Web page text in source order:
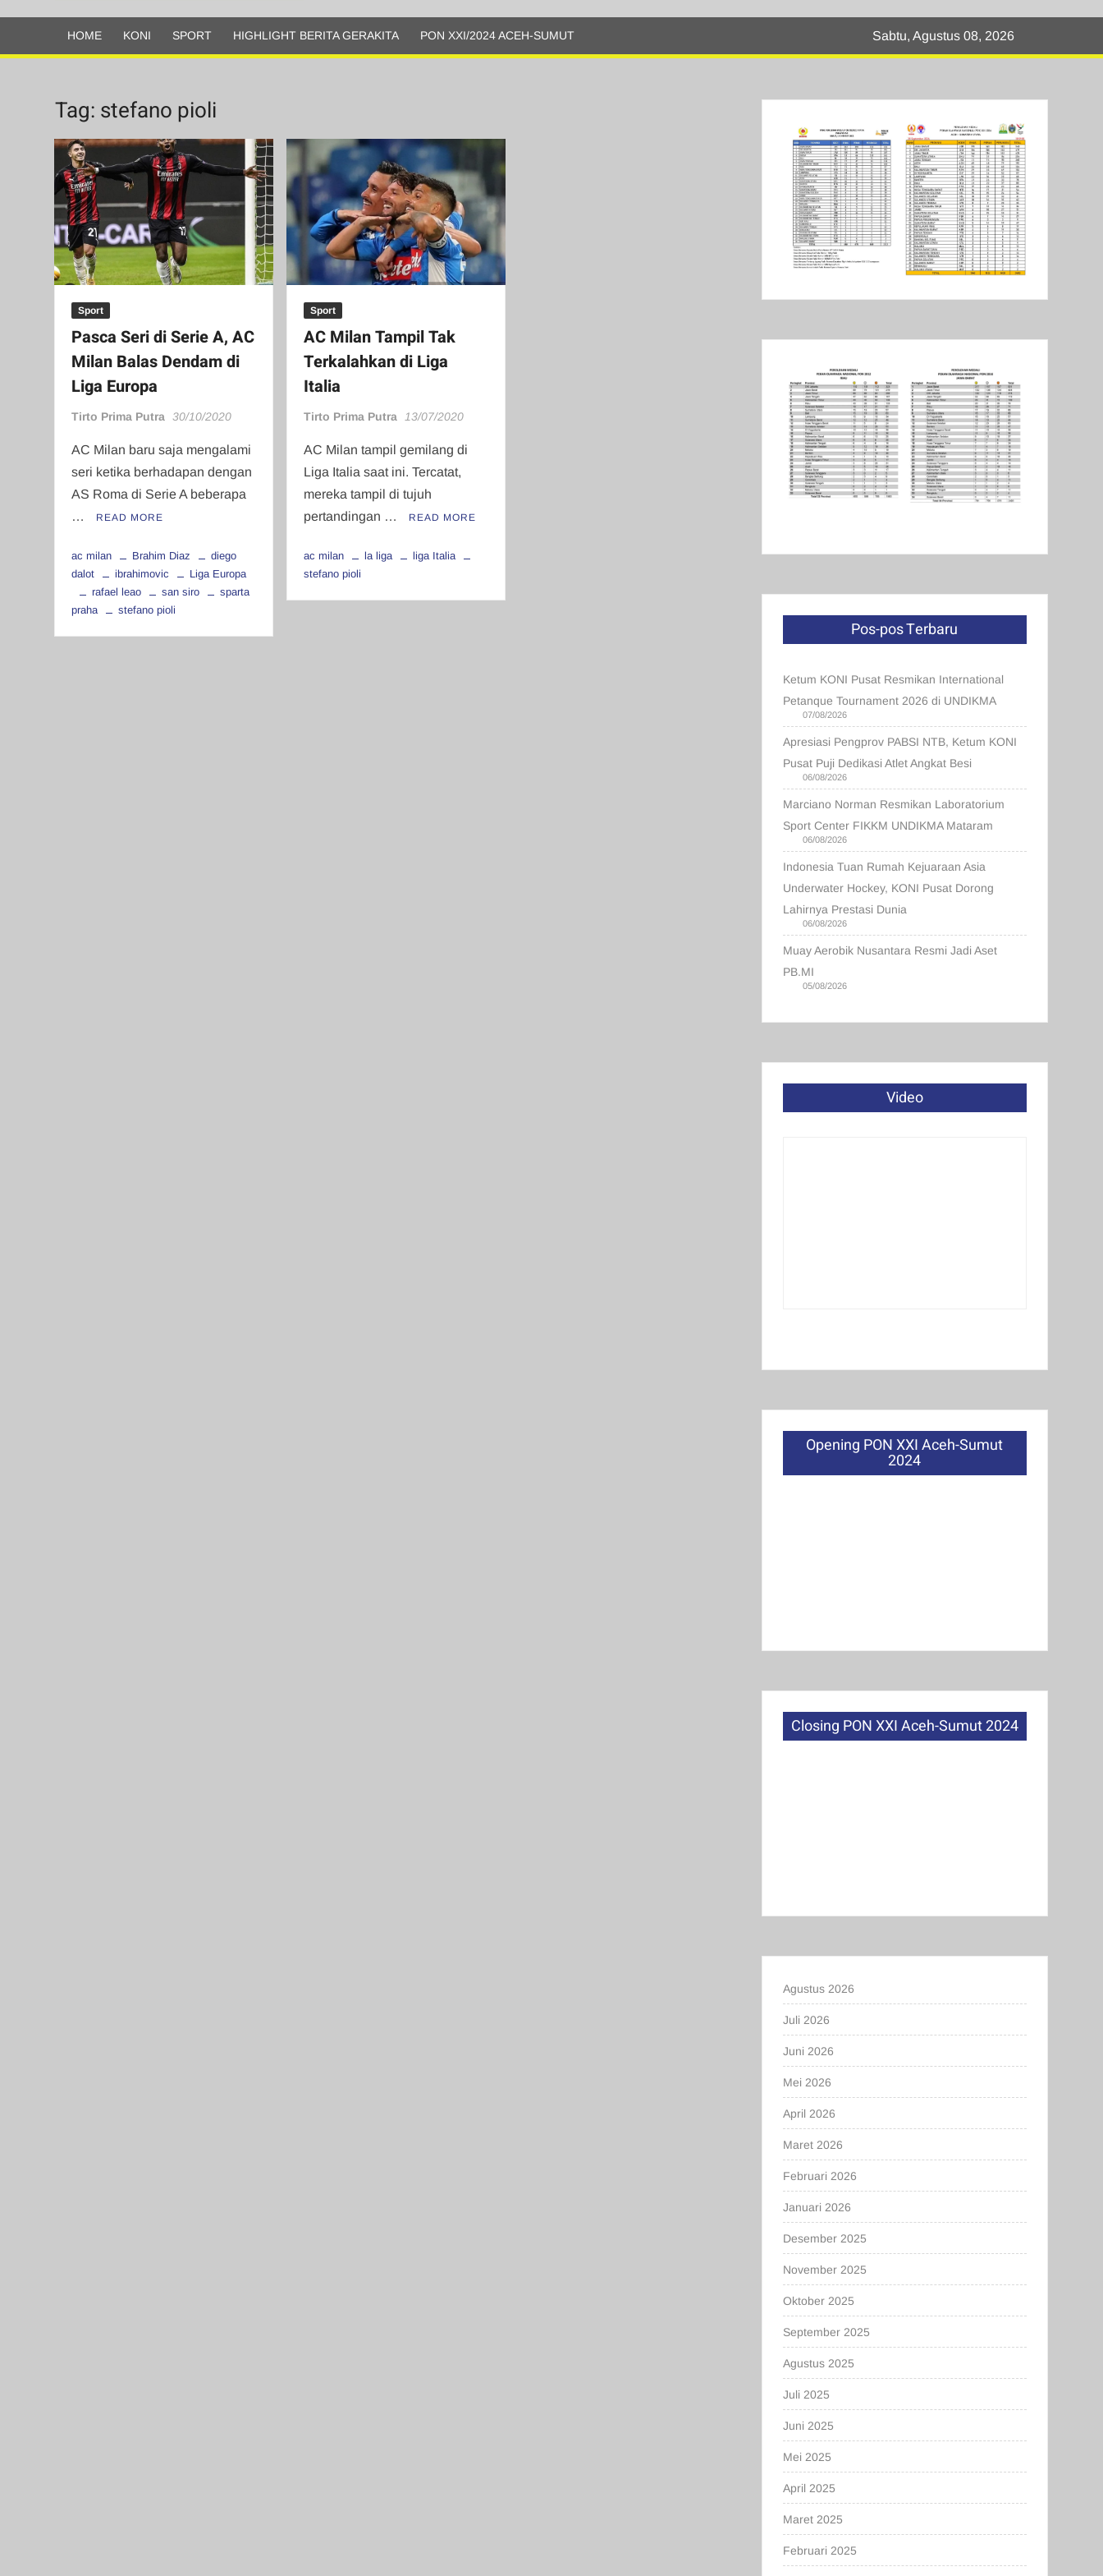
Olahraga
HOME KONI SPORT HIGHLIGHT BERITA GERAKITA PON XXI/2024 ACEH-SUMUT Sabtu, Agustus 08, 2026
Tag: stefano pioli
Sport
Pasca Seri di Serie A, AC
Milan Balas Dendam di
Liga Europa
Tirto Prima Putra 30/10/2020
AC Milan baru saja mengalami
seri ketika berhadapan dengan
AS Roma di Serie A beberapa
…
READ MORE
ac milan Brahim Diaz
diego
dalot
ibrahimovic
Liga Europa
rafael leao
san siro
sparta
praha
stefano pioli
Sport
AC Milan Tampil Tak
Terkalahkan di Liga
Italia
Tirto Prima Putra 13/07/2020
AC Milan tampil gemilang di
Liga Italia saat ini. Tercatat,
mereka tampil di tujuh
pertandingan …
READ MORE
ac milan la liga
liga Italia
stefano pioli
Pos-pos Terbaru
Ketum KONI Pusat Resmikan International
Petanque Tournament 2026 di UNDIKMA
07/08/2026
Apresiasi Pengprov PABSI NTB, Ketum KONI
Pusat Puji Dedikasi Atlet Angkat Besi
06/08/2026
Marciano Norman Resmikan Laboratorium
Sport Center FIKKM UNDIKMA Mataram
06/08/2026
Indonesia Tuan Rumah Kejuaraan Asia
Underwater Hockey, KONI Pusat Dorong
Lahirnya Prestasi Dunia
06/08/2026
Muay Aerobik Nusantara Resmi Jadi Aset
PB.MI
05/08/2026
Video
Opening PON XXI Aceh-Sumut
2024
Closing PON XXI Aceh-Sumut 2024
Agustus 2026
Juli 2026
Juni 2026
Mei 2026
April 2026
Maret 2026
Februari 2026
Januari 2026
Desember 2025
November 2025
Oktober 2025
September 2025
Agustus 2025
Juli 2025
Juni 2025
Mei 2025
April 2025
Maret 2025
Februari 2025